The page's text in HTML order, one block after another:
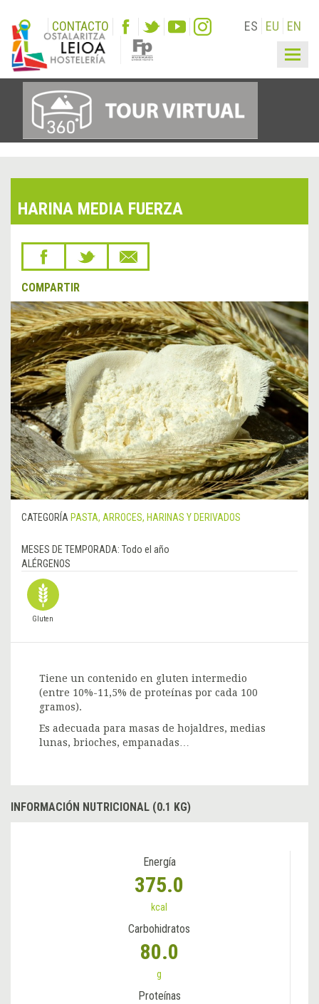
CONTACTO ES EU EN
HARINA MEDIA FUERZA
COMPARTIR
CATEGORÍA PASTA, ARROCES, HARINAS Y DERIVADOS
MESES DE TEMPORADA: Todo el año
ALÉRGENOS
Gluten
Tiene un contenido en gluten intermedio
(entre 10%-11,5% de proteínas por cada 100
gramos).
Es adecuada para masas de hojaldres, medias
lunas, brioches, empanadas…
INFORMACIÓN NUTRICIONAL (0.1 KG)
Energía
375.0
kcal
Carbohidratos
80.0
g
Proteínas